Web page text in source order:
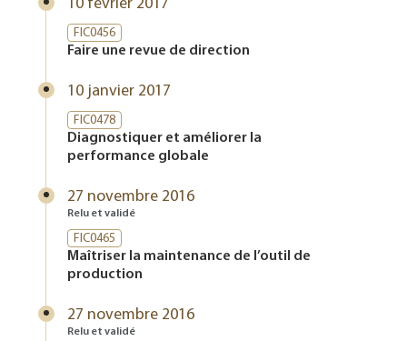
10 février 2017
FIC0456
Faire une revue de direction
10 janvier 2017
FIC0478
Diagnostiquer et améliorer la
performance globale
27 novembre 2016
Relu et validé
FIC0465
Maîtriser la maintenance de l’outil de
production
27 novembre 2016
Relu et validé